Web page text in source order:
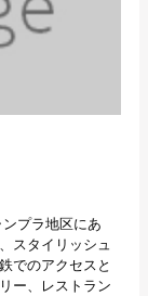
プラ地区にあ
スタイリッシュ
でのアクセスと
ー、レストラン